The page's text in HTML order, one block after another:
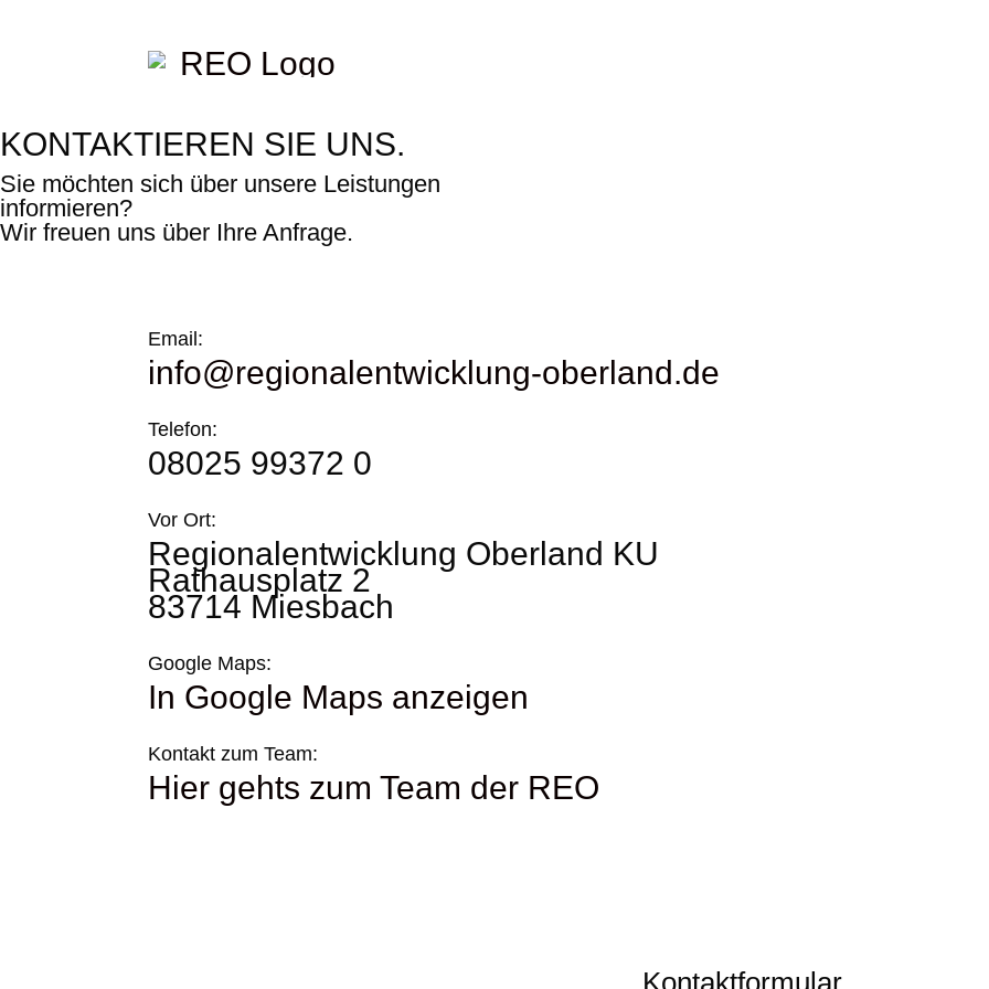
KONTAK­TIE­REN SIE UNS.
Sie möchten sich über unsere Leistungen
informieren?
Wir freuen uns über Ihre Anfrage.
Email:
info@regionalentwicklung-oberland.de
Telefon:
08025 99372 0
Vor Ort:
Regionalentwicklung Oberland KU
Rathausplatz 2
83714 Miesbach
Google Maps:
In Google Maps anzeigen
Kontakt zum Team:
Hier gehts zum Team der REO
Kontaktformular